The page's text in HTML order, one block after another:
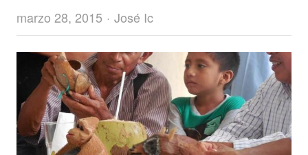
marzo 28, 2015
Author
José Ic